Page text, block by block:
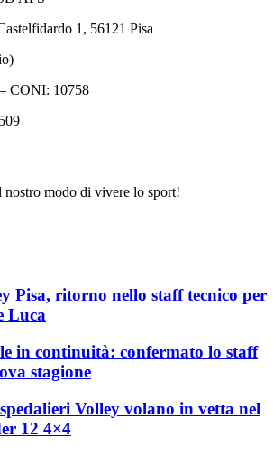
1, 56121 Pisa
CONI: 10758
modo di vivere lo sport!
Pisa, ritorno nello staff tecnico per
Luca
in continuità: confermato lo staff
stagione
Volley volano in vetta nel
12 4×4